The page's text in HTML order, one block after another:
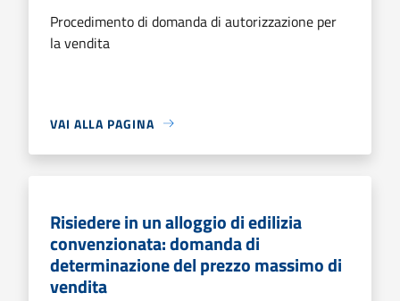
Procedimento di domanda di autorizzazione per
la vendita
VAI ALLA PAGINA
Risiedere in un alloggio di edilizia
convenzionata: domanda di
determinazione del prezzo massimo di
vendita